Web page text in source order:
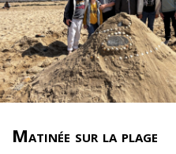
Matinée sur la plage